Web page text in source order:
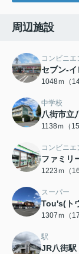
周辺施設
コンビニエ
セブン-
1048ｍ（14
中学校
八街市立
1138ｍ（15
コンビニエ
ファミリ
1223ｍ（16
スーパー
Tou's(ト
1307ｍ（17
駅
JR八街駅